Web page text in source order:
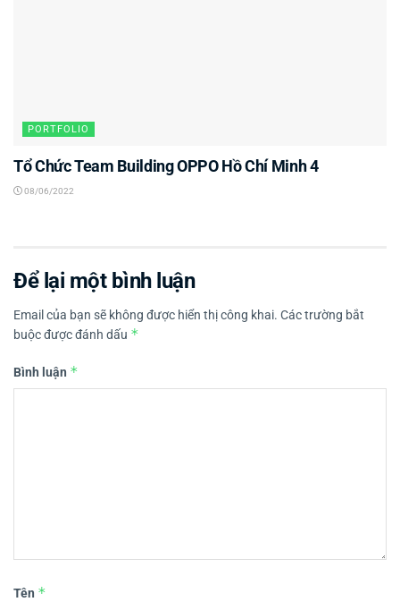
PORTFOLIO
Tổ Chức Team Building OPPO Hồ Chí Minh 4
08/06/2022
Để lại một bình luận
Email của bạn sẽ không được hiển thị công khai. Các trường bắt
buộc được đánh dấu *
Bình luận *
Tên *